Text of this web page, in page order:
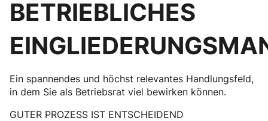
BETRIEBLICHES
Ein spannendes und höchst relevantes Handlungsfeld,
in dem Sie als Betriebsrat viel bewirken können.
GUTER PROZESS IST ENTSCHEIDEND